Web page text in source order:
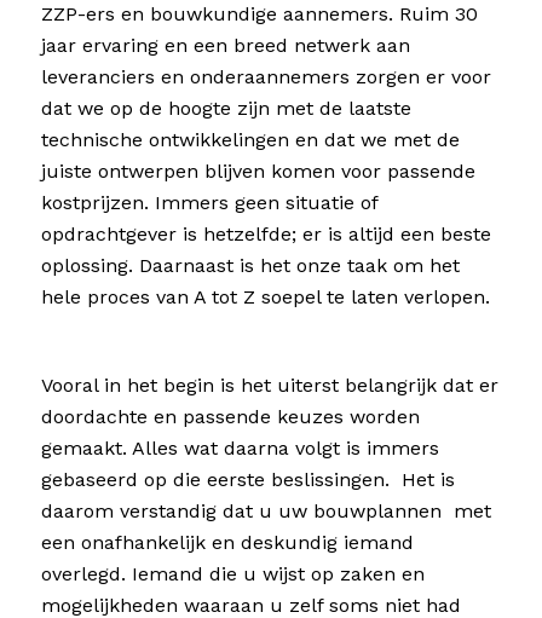
ZZP-ers en bouwkundige aannemers. Ruim 30
jaar ervaring en een breed netwerk aan
leveranciers en onderaannemers zorgen er voor
dat we op de hoogte zijn met de laatste
technische ontwikkelingen en dat we met de
juiste ontwerpen blijven komen voor passende
kostprijzen. Immers geen situatie of
opdrachtgever is hetzelfde; er is altijd een beste
oplossing. Daarnaast is het onze taak om het
hele proces van A tot Z soepel te laten verlopen.
Vooral in het begin is het uiterst belangrijk dat er
doordachte en passende keuzes worden
gemaakt. Alles wat daarna volgt is immers
gebaseerd op die eerste beslissingen. Het is
daarom verstandig dat u uw bouwplannen met
een onafhankelijk en deskundig iemand
overlegd. Iemand die u wijst op zaken en
mogelijkheden waaraan u zelf soms niet had